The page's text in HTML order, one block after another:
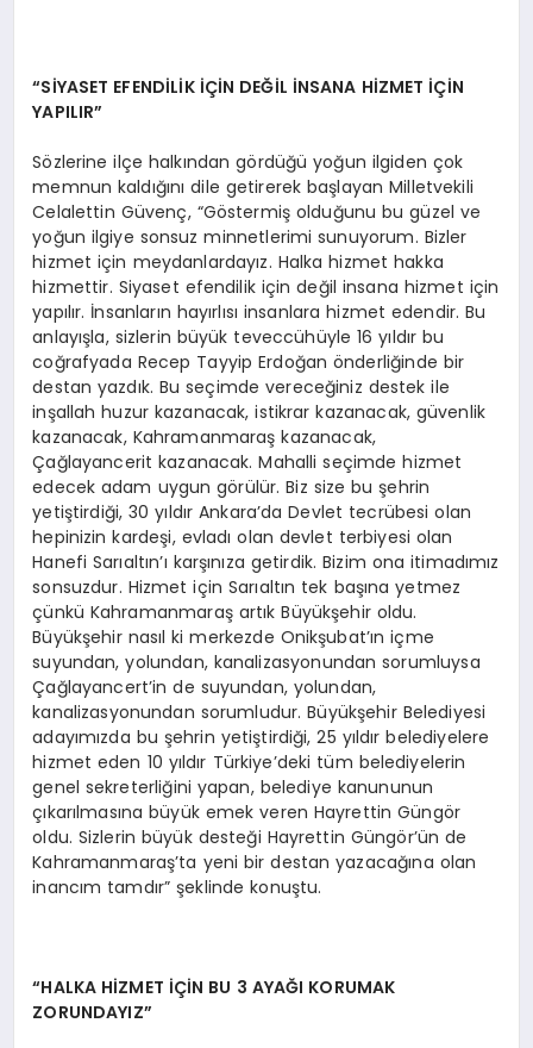
“SİYASET EFENDİLİK İÇİN DEĞİL İNSANA HİZMET İÇİN
YAPILIR”
Sözlerine ilçe halkından gördüğü yoğun ilgiden çok
memnun kaldığını dile getirerek başlayan Milletvekili
Celalettin Güvenç, “Göstermiş olduğunu bu güzel ve
yoğun ilgiye sonsuz minnetlerimi sunuyorum. Bizler
hizmet için meydanlardayız. Halka hizmet hakka
hizmettir. Siyaset efendilik için değil insana hizmet için
yapılır. İnsanların hayırlısı insanlara hizmet edendir. Bu
anlayışla, sizlerin büyük teveccühüyle 16 yıldır bu
coğrafyada Recep Tayyip Erdoğan önderliğinde bir
destan yazdık. Bu seçimde vereceğiniz destek ile
inşallah huzur kazanacak, istikrar kazanacak, güvenlik
kazanacak, Kahramanmaraş kazanacak,
Çağlayancerit kazanacak. Mahalli seçimde hizmet
edecek adam uygun görülür. Biz size bu şehrin
yetiştirdiği, 30 yıldır Ankara’da Devlet tecrübesi olan
hepinizin kardeşi, evladı olan devlet terbiyesi olan
Hanefi Sarıaltın’ı karşınıza getirdik. Bizim ona itimadımız
sonsuzdur. Hizmet için Sarıaltın tek başına yetmez
çünkü Kahramanmaraş artık Büyükşehir oldu.
Büyükşehir nasıl ki merkezde Onikşubat’ın içme
suyundan, yolundan, kanalizasyonundan sorumluysa
Çağlayancert’in de suyundan, yolundan,
kanalizasyonundan sorumludur. Büyükşehir Belediyesi
adayımızda bu şehrin yetiştirdiği, 25 yıldır belediyelere
hizmet eden 10 yıldır Türkiye’deki tüm belediyelerin
genel sekreterliğini yapan, belediye kanununun
çıkarılmasına büyük emek veren Hayrettin Güngör
oldu. Sizlerin büyük desteği Hayrettin Güngör’ün de
Kahramanmaraş’ta yeni bir destan yazacağına olan
inancım tamdır” şeklinde konuştu.
“HALKA HİZMET İÇİN BU 3 AYAĞI KORUMAK
ZORUNDAYIZ”